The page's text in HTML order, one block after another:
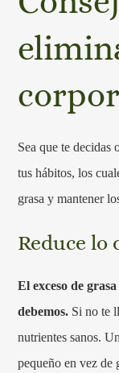
Sea que te decidas
tus hábitos, los
grasa y mantener
Reduce lo
El exceso de
debemos. Si no te
nutrientes sanos.
pequeño en vez de